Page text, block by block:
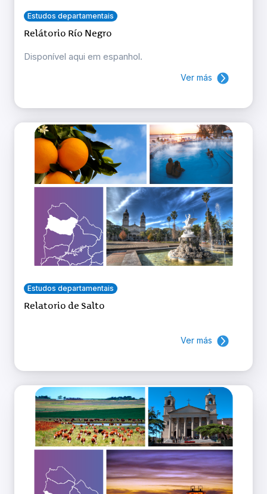
Estudos departamentais
Relátorio Río Negro
Disponível aqui em espanhol.
Ver más
Estudos departamentais
Relatorio de Salto
Ver más